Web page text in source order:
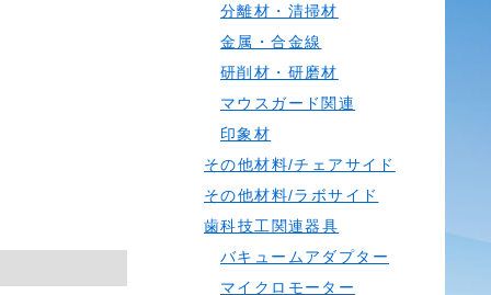
分離材・清掃材
金属・合金線
研削材・研磨材
マウスガード関連
印象材
その他材料/チェアサイド
その他材料/ラボサイド
歯科技工関連器具
バキュームアダプター
マイクロモーター